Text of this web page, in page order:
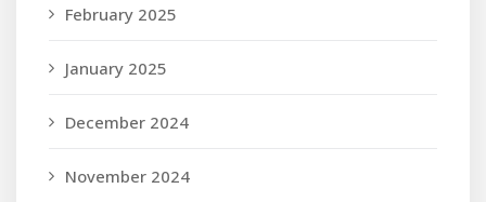
February 2025
January 2025
December 2024
November 2024